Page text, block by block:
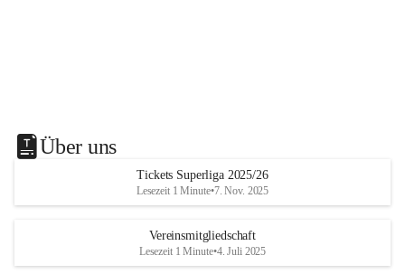
Über uns
Tickets Superliga 2025/26
Lesezeit 1 Minute•7. Nov. 2025
Vereinsmitgliedschaft
Lesezeit 1 Minute•4. Juli 2025